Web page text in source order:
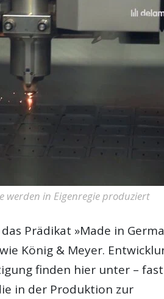
werden in Eigenregie produziert
Prädikat »Made in
König & Meyer.
finden hier unter –
in der Produktion zur